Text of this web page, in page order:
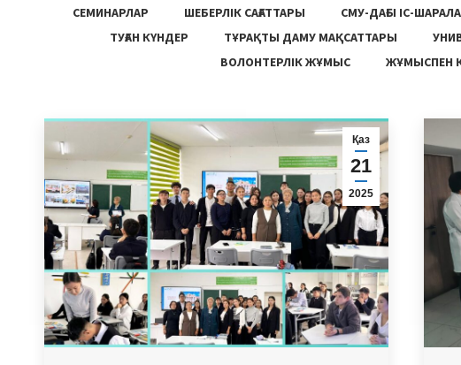
СЕМИНАРЛАР
ШЕБЕРЛІК САҒАТТАРЫ СМУ-ДАҒЫ ІС-
ТУҒАН КҮНДЕР
ТҰРАҚТЫ ДАМУ МАҚСАТТАРЫ
ВОЛОНТЕРЛІК ЖҰМЫС
ЖҰМЫСПЕН
Қаз
21
2025